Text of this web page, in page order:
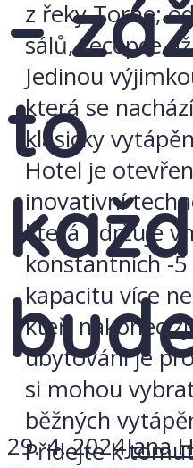
–
to
29. 4. 2024Jana
z řeky Torne;
sálů, recepce
Jedinou
která se
klasicky
Hotel je
inovativní
která udržuje
konstantních -
kapacitu více
kteří nakonec
ubytování je
si mohou
běžných
Přidejte k